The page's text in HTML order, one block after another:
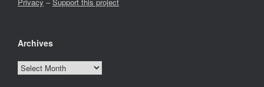
Archives
Archives